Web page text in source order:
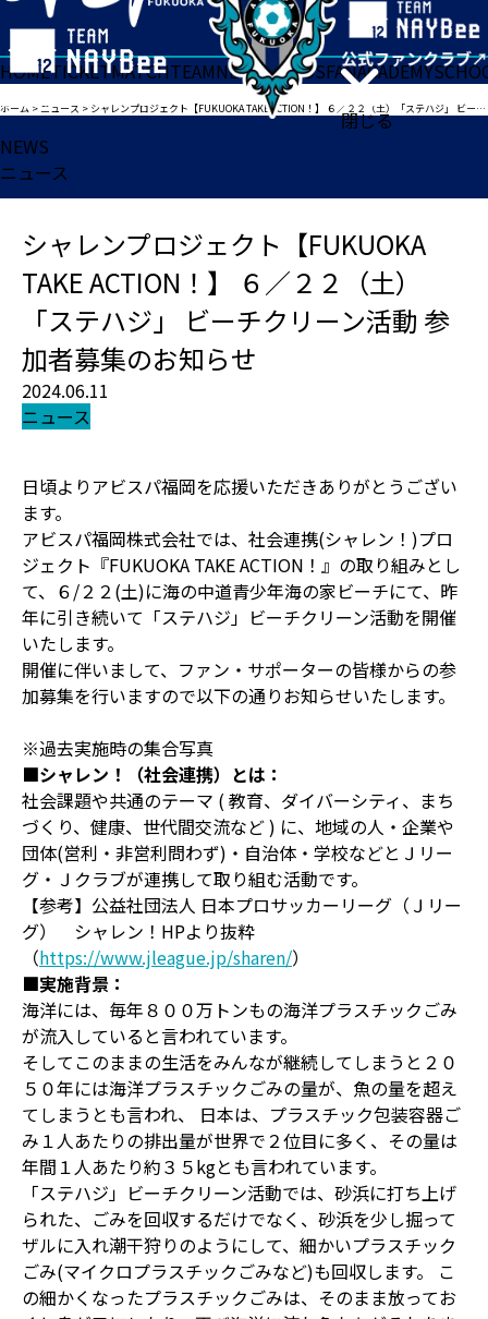
閉じる
HOMETICKETMATCHTEAMNEWSGOODSFANACADEMY
ホーム >ニュース > シャレンプロジェクト【FUKUOKA TAKE ACTION！】 ６／２２（土）「ステハジ」 ビーチクリーン活動 参加者募集のお知らせ
NEWS
ニュース
シャレンプロジェクト【FUKUOKA
TAKE ACTION！】 ６／２２（土）
「ステハジ」 ビーチクリーン活動 参
加者募集のお知らせ
2024.06.11
ニュース
日頃よりアビスパ福岡を応援いただきありがとうござい
ます。
アビスパ福岡株式会社では、社会連携(シャレン！)プロ
ジェクト『FUKUOKA TAKE ACTION！』の取り組みとし
て、６/２２(土)に海の中道青少年海の家ビーチにて、昨
年に引き続いて「ステハジ」ビーチクリーン活動を開催
いたします。
開催に伴いまして、ファン・サポーターの皆様からの参
加募集を行いますので以下の通りお知らせいたします。
※過去実施時の集合写真
■シャレン！（社会連携）とは：
社会課題や共通のテーマ ( 教育、ダイバーシティ、まち
づくり、健康、世代間交流など ) に、地域の人・企業や
団体(営利・非営利問わず)・自治体・学校などとＪリー
グ・Ｊクラブが連携して取り組む活動です。
【参考】公益社団法人 日本プロサッカーリーグ（Ｊリー
グ） シャレン！HPより抜粋
（https://www.jleague.jp/sharen/）
■実施背景：
海洋には、毎年８００万トンもの海洋プラスチックごみ
が流入していると言われています。
そしてこのままの生活をみんなが継続してしまうと２０
５０年には海洋プラスチックごみの量が、魚の量を超え
てしまうとも言われ、 日本は、プラスチック包装容器ご
み１人あたりの排出量が世界で２位目に多く、その量は
年間１人あたり約３５kgとも言われています。
「ステハジ」ビーチクリーン活動では、砂浜に打ち上げ
られた、ごみを回収するだけでなく、砂浜を少し掘って
ザルに入れ潮干狩りのようにして、細かいプラスチック
ごみ(マイクロプラスチックごみなど)も回収します。 こ
の細かくなったプラスチックごみは、そのまま放ってお